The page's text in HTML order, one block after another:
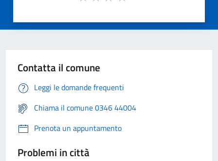
Contatta il comune
Leggi le domande frequenti
Chiama il comune 0346 44004
Prenota un appuntamento
Problemi in città